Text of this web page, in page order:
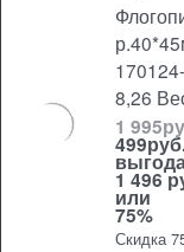
8,26
1 995
499
1 496
или
75%
Скидка